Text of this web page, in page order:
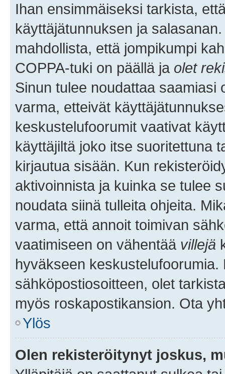
Ihan ensimmäiseksi tarkista,
käyttäjätunnuksen ja
mahdollista, että jompikumpi
COPPA-tuki on päällä ja olet
Sinun tulee noudattaa saamiasi
varma, etteivät
keskustelufoorumit vaativat
käyttäjiltä joko itse suoritettuna
kirjautua sisään. Kun
aktivoinnista ja kuinka se tulee
noudata siinä tulleita ohjeita.
varma, että annoit toimivan
vaatimiseen on vähentää villejä
hyväkseen
sähköpostiosoitteen, olet
myös roskapostikansion. Ota
Ylös
Olen rekisteröitynyt joskus,